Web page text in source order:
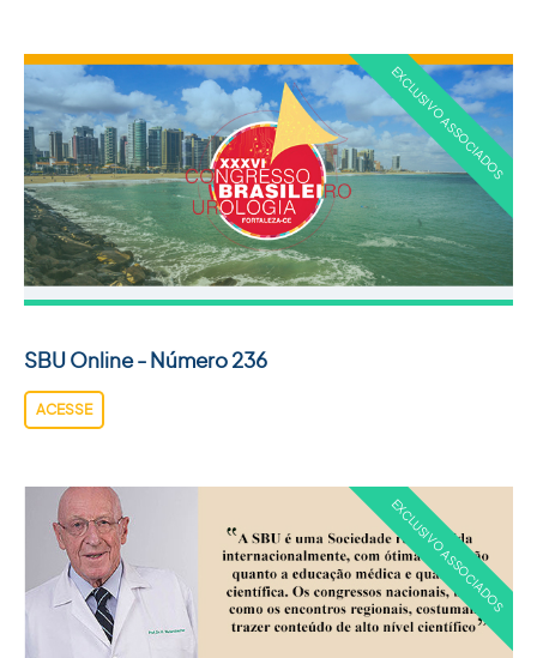
SBU Online - Número 236
ACESSE